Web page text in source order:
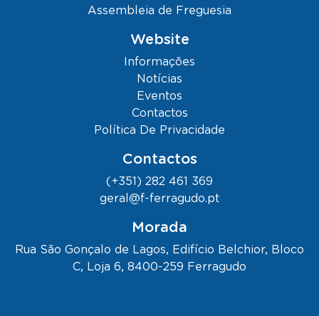
Assembleia de Freguesia
Website
Informações
Notícias
Eventos
Contactos
Política De Privacidade
Contactos
(+351) 282 461 369
geral@f-ferragudo.pt
Morada
Rua São Gonçalo de Lagos, Edifício Belchior, Bloco
C, Loja 6, 8400-259 Ferragudo